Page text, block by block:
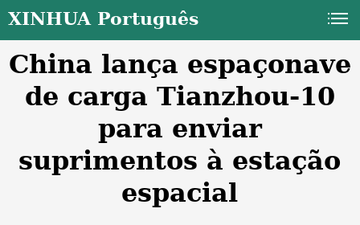
XINHUA Português
China lança espaçonave
de carga Tianzhou-10
para enviar
suprimentos à estação
espacial